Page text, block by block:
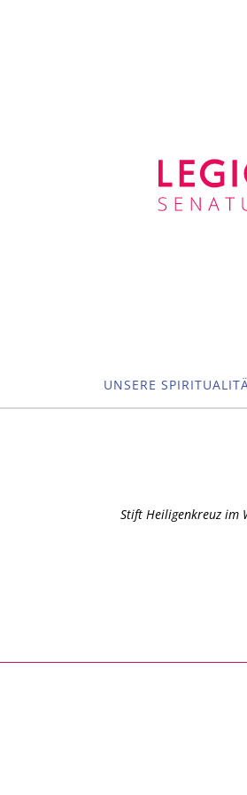
UNSERE
Stift Heiligenkreuz im